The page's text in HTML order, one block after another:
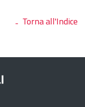
Torna all'Indice